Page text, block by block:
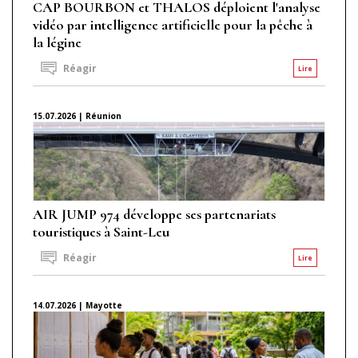
CAP BOURBON et THALOS déploient l'analyse
vidéo par intelligence artificielle pour la pêche à
la légine
Lire
Réagir
15.07.2026 | Réunion
AIR JUMP 974 développe ses partenariats
touristiques à Saint-Leu
Lire
Réagir
14.07.2026 | Mayotte